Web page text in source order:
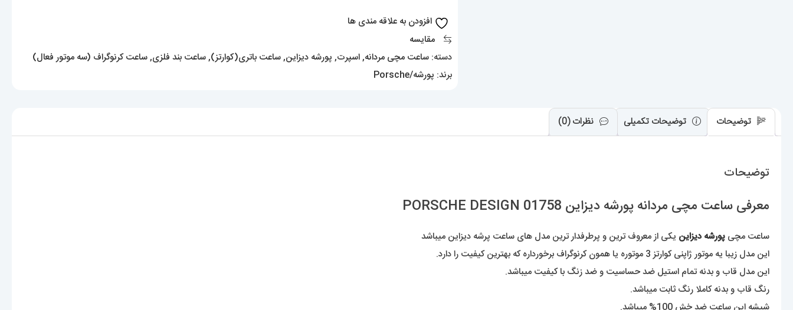
DESIGN
01758
افزودن به علاقه مندی ها
مقایسه
دسته: ساعت مچی مردانه,اسپرت, پورشه دیزاین,ساعت باتری(کوارتز),ساعت بند فلزی,ساعت کرنوگراف (سه موتور فعال)
برند: پورشه/Porsche
توضیحات توضیحات تکمیلی نظرات (0)
توضیحات
معرفی ساعت مچی مردانه پورشه دیزاین PORSCHE DESIGN 01758
ساعت مچی پورشه دیزاین یکی از معروف ترین و پرطرفدار ترین مدل های ساعت پرشه دیزاین میباشد
این مدل زیبا یه موتور ژاپنی کوارتز 3 موتوره یا همون کرنوگراف برخورداره که بهترین کیفیت را دارد.
این مدل قاب و بدنه تمام استیل ضد حساسیت و ضد زنگ با کیفیت میباشد.
رنگ قاب و بدنه کاملا رنگ ثابت میباشد.